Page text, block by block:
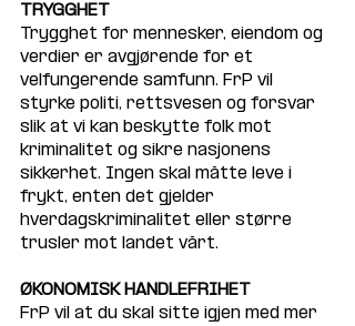
TRYGGHET
Trygghet for mennesker, eiendom og
verdier er avgjørende for et
velfungerende samfunn. FrP vil
styrke politi, rettsvesen og forsvar
slik at vi kan beskytte folk mot
kriminalitet og sikre nasjonens
sikkerhet. Ingen skal måtte leve i
frykt, enten det gjelder
hverdagskriminalitet eller større
trusler mot landet vårt.
ØKONOMISK HANDLEFRIHET
FrP vil at du skal sitte igjen med mer